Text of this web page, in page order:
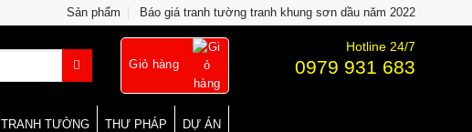
Sản phẩm Báo giá tranh tường tranh khung sơn dầu năm 2022
Giỏ hàng
Hotline 24/7
0979 931 683
TRANH TƯỜNG THƯ PHÁP DỰ ÁN